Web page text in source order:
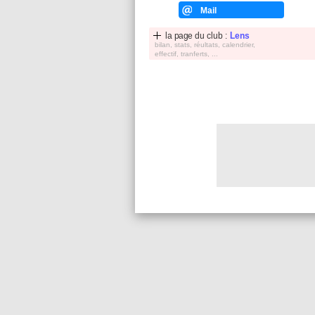
Mail
la page du club : Lens
bilan, stats, réultats, calendrier,
effectif, tranferts, ...